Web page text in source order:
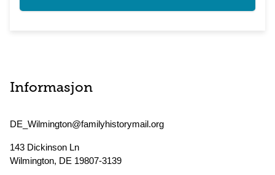
Informasjon
DE_Wilmington@familyhistorymail.org
143 Dickinson Ln
Wilmington, DE 19807-3139